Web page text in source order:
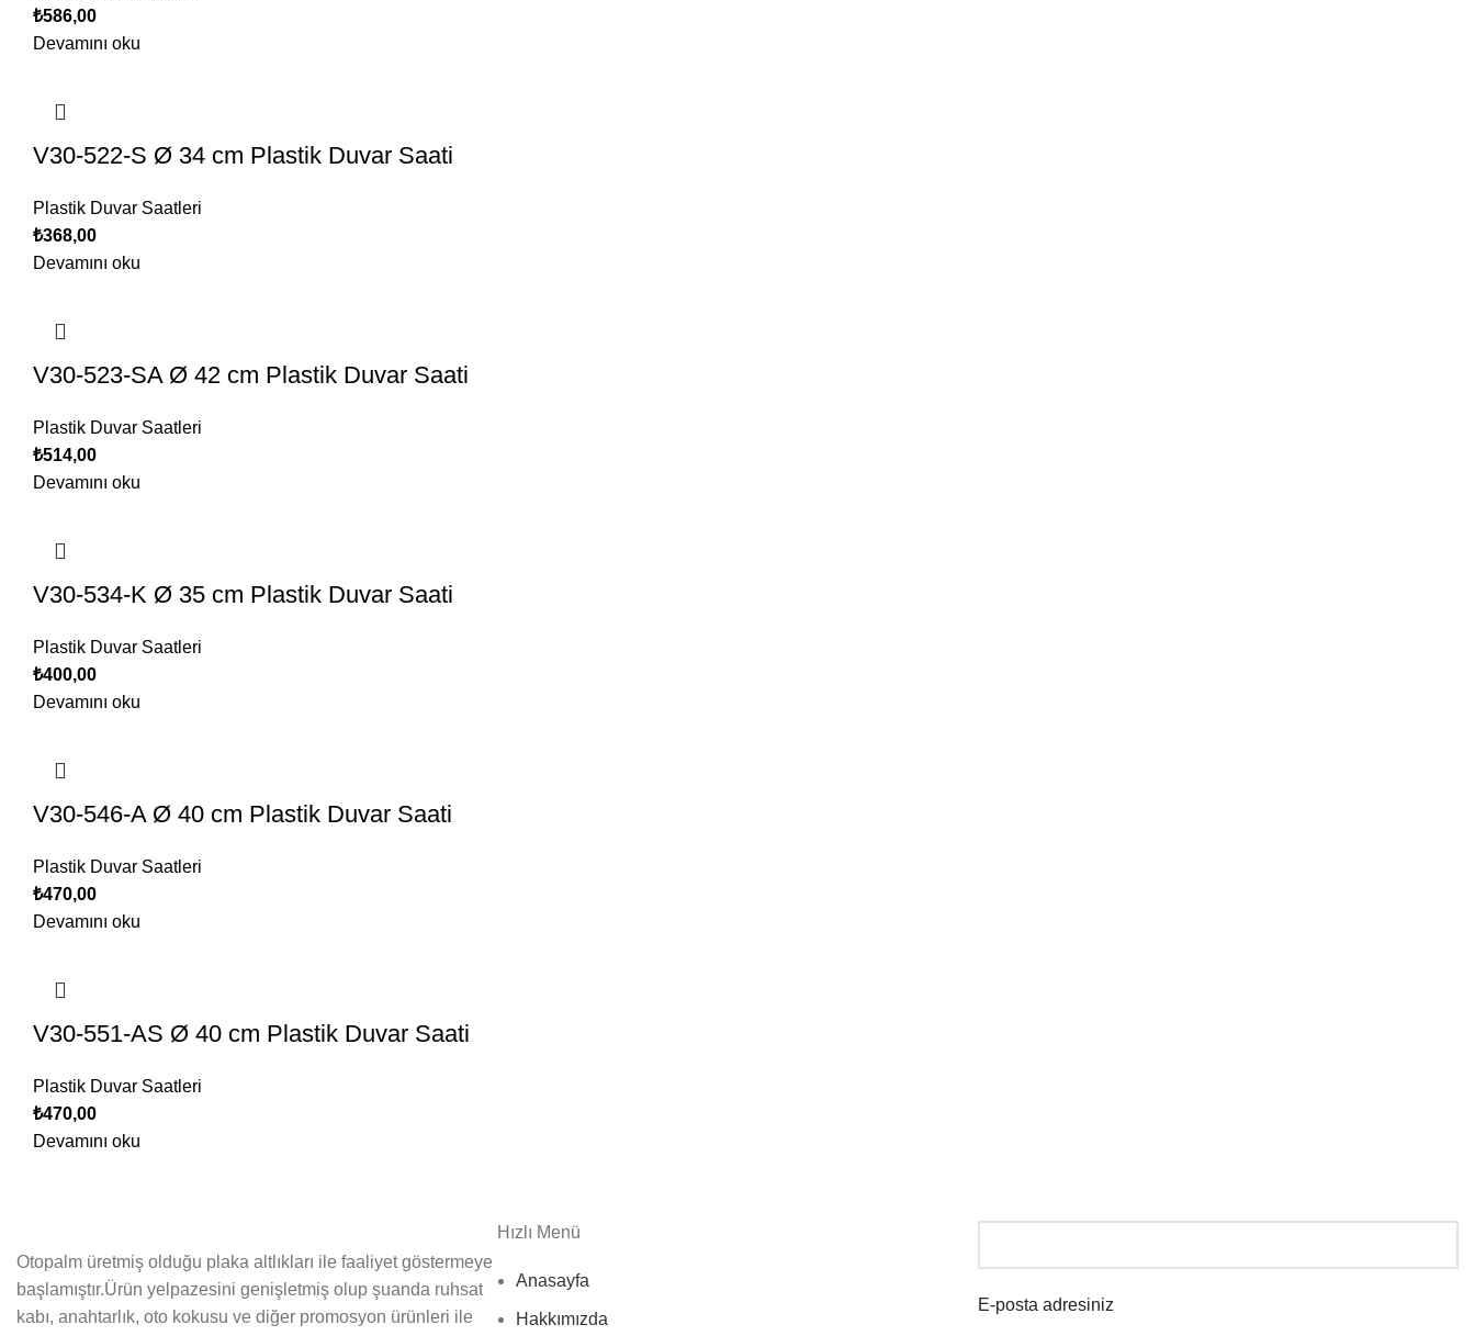
₺586,00
Devamını oku
V30-522-S Ø 34 cm Plastik Duvar Saati
Plastik Duvar Saatleri
₺368,00
Devamını oku
V30-523-SA Ø 42 cm Plastik Duvar Saati
Plastik Duvar Saatleri
₺514,00
Devamını oku
V30-534-K Ø 35 cm Plastik Duvar Saati
Plastik Duvar Saatleri
₺400,00
Devamını oku
V30-546-A Ø 40 cm Plastik Duvar Saati
Plastik Duvar Saatleri
₺470,00
Devamını oku
V30-551-AS Ø 40 cm Plastik Duvar Saati
Plastik Duvar Saatleri
₺470,00
Devamını oku
Otopalm üretmiş olduğu plaka altlıkları ile faaliyet göstermeye
başlamıştır.Ürün yelpazesini genişletmiş olup şuanda ruhsat
kabı, anahtarlık, oto kokusu ve diğer promosyon ürünleri ile
Hızlı Menü
Anasayfa
Hakkımızda
E-posta adresiniz